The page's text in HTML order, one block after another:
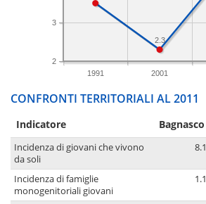
1991 2001
2
3
2.3
CONFRONTI TERRITORIALI AL 2011
Indicatore Bagnasco
Incidenza di giovani che vivono
da soli
8.1
Incidenza di famiglie
monogenitoriali giovani
1.1